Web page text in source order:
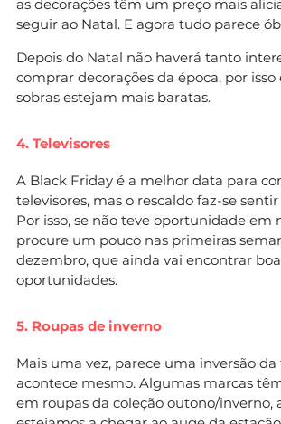
as decorações têm um preço mais
seguir ao Natal. E agora tudo parece
Depois do Natal não haverá tanto
comprar decorações da época, por
sobras estejam mais baratas.
4. Televisores
A Black Friday é a melhor data para
televisores, mas o rescaldo faz-se
Por isso, se não teve oportunidade em
procure um pouco nas primeiras
dezembro, que ainda vai encontrar
oportunidades.
5. Roupas de inverno
Mais uma vez, parece uma inversão
acontece mesmo. Algumas marcas
em roupas da coleção outono/inverno,